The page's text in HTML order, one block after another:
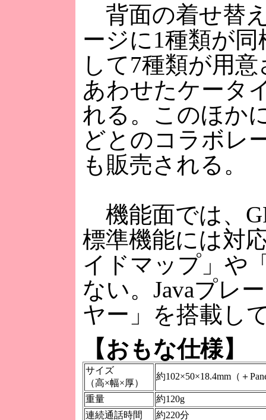
背面の着せ替
ージに1種類が
して7種類が用
あわせたケータ
れる。このほか
どとのコラボレ
も販売される。
機能面では、
標準機能には対
イドマップ」や
ない。Javaプレ
ヤー」を搭載し
【おもな仕様】
サイズ
（高×幅×厚）
約102×50×18.4mm（＋
重量
約120g
連続通話時間
約220分